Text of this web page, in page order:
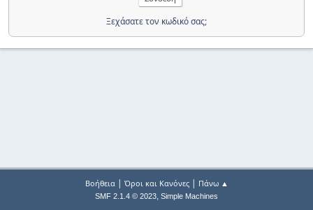
Ξεχάσατε τον κωδικό σας;
Βοήθεια| Όροι και Κανόνες| Πάνω ▲
SMF 2.1.4 © 2023, Simple Machines